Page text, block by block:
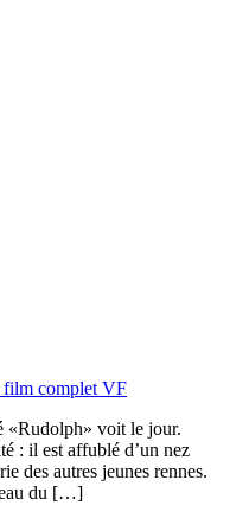
film complet VF
«Rudolph» voit le jour.
: il est affublé d’un nez
des autres jeunes rennes.
du […]